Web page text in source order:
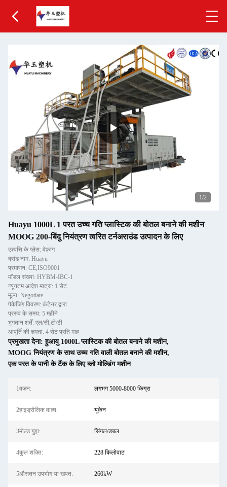
1/2
Huayu 1000L 1 परत उच्च गति प्लास्टिक की बोतल बनाने की मशीन
MOOG 200-बिंदु नियंत्रण त्वरित टर्नअराउंड उत्पादन के लिए
उत्पत्ति के प्लेस: वेफ़ांग
ब्रांड नाम: Huayu
प्रमाणन: CE,ISO9001
मॉडल संख्या: HYBM-IBC-1
न्यूनतम आदेश मात्रा: 1 सेट
मूल्य: Negotiate
पैकेजिंग विवरण: कंटेनर द्वारा
प्रसव के समय: 5 महीने
भुगतान शर्तें: एल/सी,टी/टी
आपूर्ति की क्षमता: 4 सेट प्रति माह
प्रमुखता देना:हुआयु 1000L प्लास्टिक की बोतल बनाने की मशीन,
MOOG नियंत्रण के साथ उच्च गति वाली बोतल बनाने की मशीन,
एक परत के पानी के टैंक के लिए ब्लो मोल्डिंग मशीन
1वज़न: लगभग 5000-8000 किग्रा
2हाइड्रोलिक वाल्व: यूकेन
3मोल्ड गुहा: सिंगल/डबल
4कुल शक्ति: 228 किलोवाट
5औसतन उपभोग या खपत: 260kW